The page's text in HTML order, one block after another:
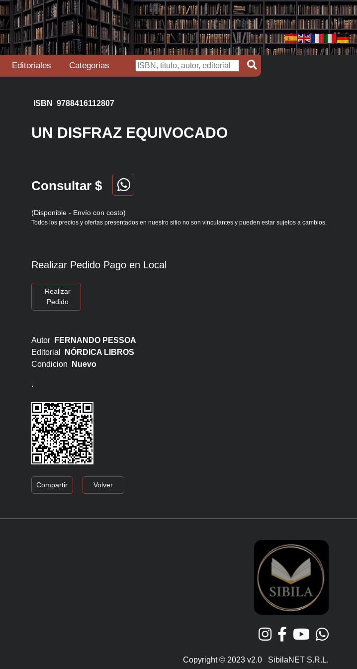
Editoriales Categorias
ISBN 9788416112807
UN DISFRAZ EQUIVOCADO
Consultar $
(Disponible - Envío con costo)
Todos los precios y ofertas presentados en nuestro sitio no son vinculantes y pueden estar sujetos a cambios.
Realizar Pedido Pago en Local
Realizar
Pedido
Autor
FERNANDO PESSOA
Editorial
NÓRDICA LIBROS
Condicion
Nuevo
.
Compartir Volver
Copyright © 2023 v2.0 SibilaNET S.R.L.